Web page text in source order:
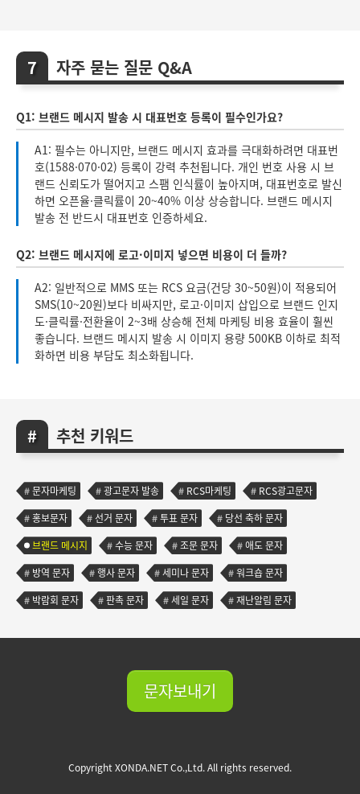
자주 묻는 질문 Q&A
Q1: 브랜드 메시지 발송 시 대표번호 등록이 필수인가요?
A1: 필수는 아니지만, 브랜드 메시지 효과를 극대화하려면 대표번
호(1588·070·02) 등록이 강력 추천됩니다. 개인 번호 사용 시 브
랜드 신뢰도가 떨어지고 스팸 인식률이 높아지며, 대표번호로 발신
하면 오픈율·클릭률이 20~40% 이상 상승합니다. 브랜드 메시지
발송 전 반드시 대표번호 인증하세요.
Q2: 브랜드 메시지에 로고·이미지 넣으면 비용이 더 들까?
A2: 일반적으로 MMS 또는 RCS 요금(건당 30~50원)이 적용되어
SMS(10~20원)보다 비싸지만, 로고·이미지 삽입으로 브랜드 인지
도·클릭률·전환율이 2~3배 상승해 전체 마케팅 비용 효율이 훨씬
좋습니다. 브랜드 메시지 발송 시 이미지 용량 500KB 이하로 최적
화하면 비용 부담도 최소화됩니다.
추천 키워드
문자마케팅 광고문자 발송 RCS마케팅
RCS광고문자
홍보문자
선거 문자 투표 문자
당선 축하 문자
브랜드 메시지
수능 문자 조문 문자
애도 문자
방역 문자
행사 문자 세미나 문자
워크숍 문자
박람회 문자
판촉 문자 세일 문자 재난알림 문자
문자보내기
Copyright XONDA.NET Co.,Ltd. All rights reserved.